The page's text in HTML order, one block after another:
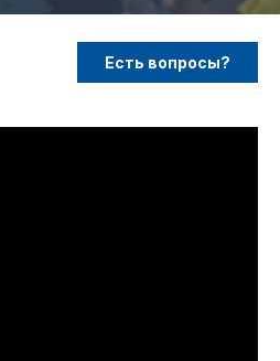
Есть вопросы?